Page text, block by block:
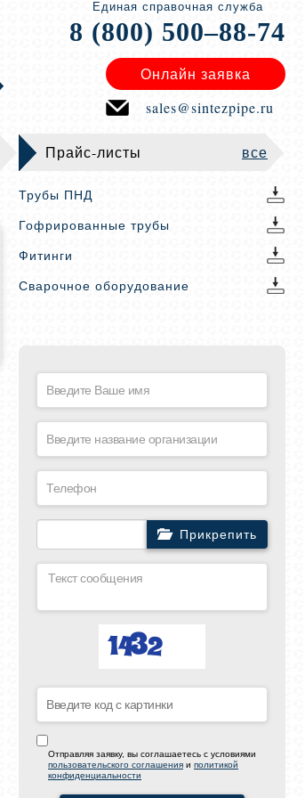
Единая справочная служба
8 (800) 500–88-74
Онлайн заявка
sales@sintezpipe.ru
Прайс-листы все
Трубы ПНД
Гофрированные трубы
Фитинги
Сварочное оборудование
Прикрепить
Отправляя заявку, вы соглашаетесь с условиями
пользовательского соглашения и политикой
конфиденциальности